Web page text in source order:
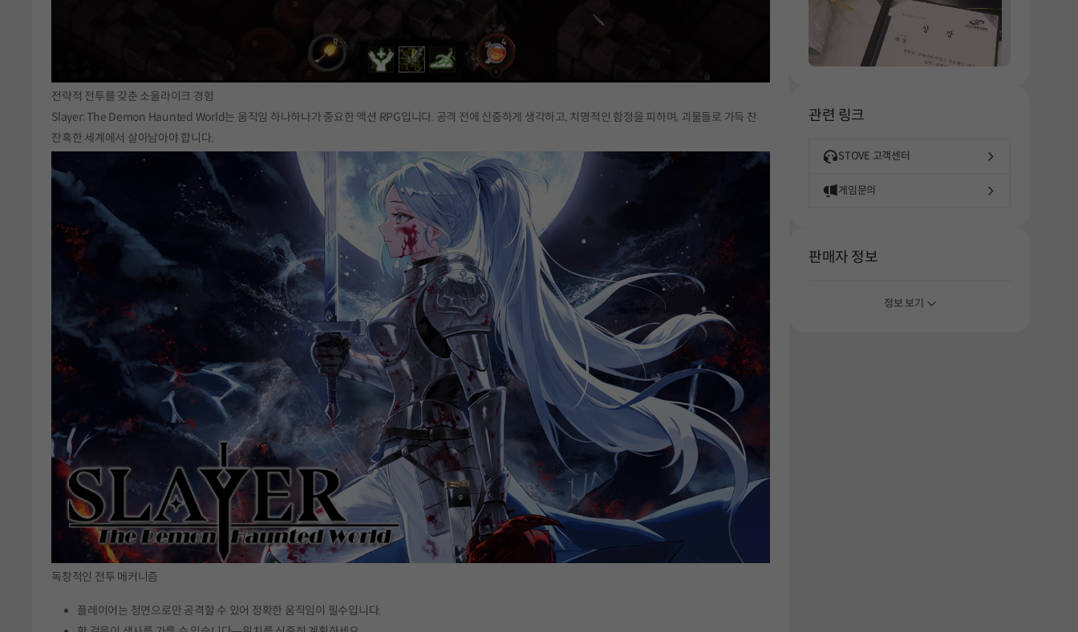
전략적 전투를 갖춘 소울라이크 경험
Slayer: The Demon Haunted World는 움직임 하나하나가 중요한 액션 RPG입니다. 공격 전에 신중하게 생각하고, 치명적인 함정을 피하며, 괴물들로 가득 찬
잔혹한 세계에서 살아남아야 합니다.
독창적인 전투 메커니즘
플레이어는 정면으로만 공격할 수 있어 정확한 움직임이 필수입니다.
관련 링크
STOVE 고객센터
게임문의
판매자 정보
정보 보기